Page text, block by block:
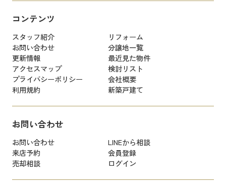
コンテンツ
スタッフ紹介
リフォーム
お問い合わせ
分譲地一覧
更新情報
最近見た物件
アクセスマップ
検討リスト
プライバシーポリシー
会社概要
利用規約
新築戸建て
お問い合わせ
お問い合わせ
LINEから相談
来店予約
会員登録
売却相談
ログイン